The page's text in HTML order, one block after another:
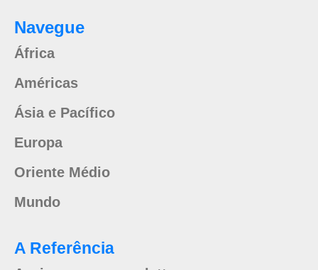
Navegue
África
Américas
Ásia e Pacífico
Europa
Oriente Médio
Mundo
A Referência